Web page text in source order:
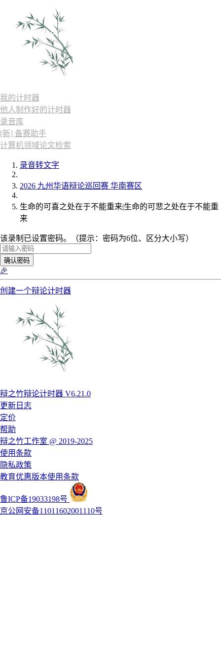
我的计时器
他人制作好的计时器
录音库
[新] 备赛助手
计算机领域论文检索
录音转文字
2026 九州华语辩论巡回赛 华南赛区
生命的可喜之处在于不能重来|生命的可悲之处在于不能重
来
该录制已设置密码。（提示：密码为6位、区分大小写）
确认密码
🎉
创建一个辩论计时器
辩之竹辩论计时器 V6.21.0
更新日志
定价
帮助
辩之竹工作室 @ 2019-2025
使用条款
隐私政策
教育优惠版本使用条款
鲁ICP备19033198号
京公网安备11011602001110号